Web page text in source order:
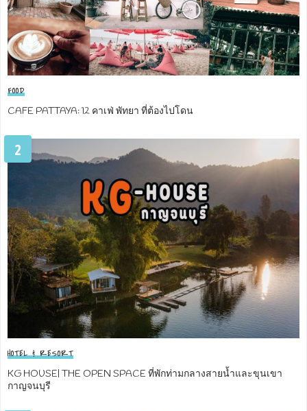
FOOD
CAFE PATTAYA: 12 คาเฟ่ พัทยา ที่ต้องไปโดน
2
HOTEL & RESORT
KG HOUSE| THE OPEN SPACE ที่พักท่ามกลางสายน้ำและขุนเขา
กาญจนบุรี